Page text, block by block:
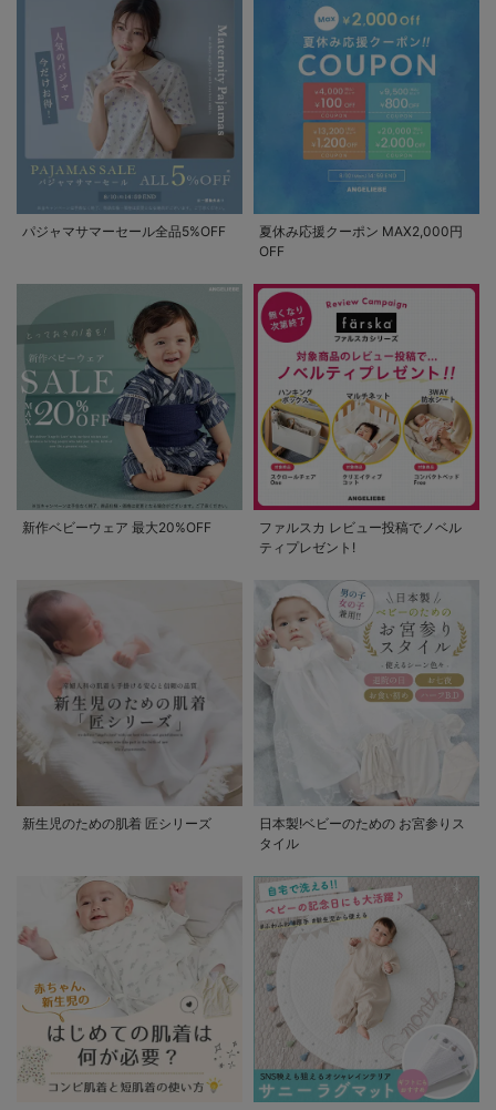
パジャマサマーセール全品5%OFF
夏休み応援クーポン MAX2,000円
OFF
新作ベビーウェア 最大20%OFF
ファルスカ レビュー投稿でノベル
ティプレゼント!
新生児のための肌着 匠シリーズ
日本製!ベビーのための お宮参りス
タイル